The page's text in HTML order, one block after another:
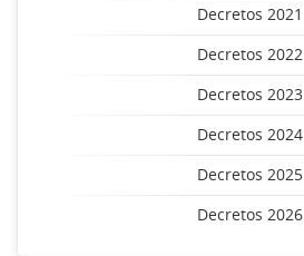
Decretos 2021
Decretos 2022
Decretos 2023
Decretos 2024
Decretos 2025
Decretos 2026